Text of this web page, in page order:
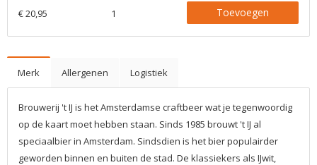
€ 20,95 1 Toevoegen
Merk Allergenen Logistiek
Brouwerij 't IJ is het Amsterdamse craftbeer wat je tegenwoordig
op de kaart moet hebben staan. Sinds 1985 brouwt 't IJ al
speciaalbier in Amsterdam. Sindsdien is het bier populairder
geworden binnen en buiten de stad. De klassiekers als IJwit,